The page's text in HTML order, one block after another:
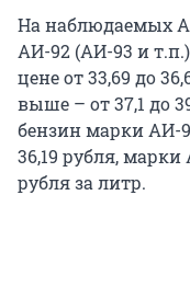
На наблюдаемых
АИ-92 (АИ-93 и
цене от 33,69 до
выше – от 37,1 до
бензин марки АИ-
36,19 рубля,
рубля за литр.